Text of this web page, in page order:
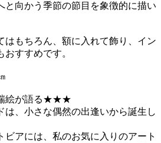
と向かう季節の節目を象徴的に描い
はもちろん、額に入れて飾り、イン
すすめです。
絵が語る★★★
は、小さな偶然の出逢いから誕生し
ビアには、私のお気に入りのアート